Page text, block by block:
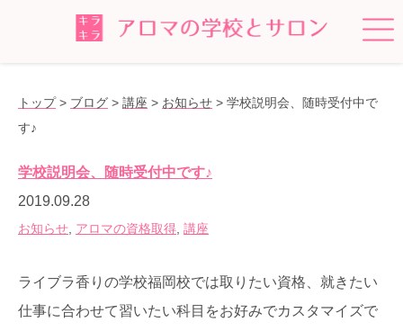
トップ> ブログ > 講座 > お知らせ > 学校説明会、随時受付中で
す♪
学校説明会、随時受付中です♪
2019.09.28
お知らせ アロマの資格取得 講座
ライブラ香りの学校福岡校では取りたい資格、就きたい
仕事に合わせて習いたい科目をお好みでカスタマイズで